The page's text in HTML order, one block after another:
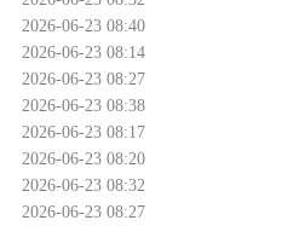
2026-06-23 08:40
2026-06-23 08:14
2026-06-23 08:27
2026-06-23 08:38
2026-06-23 08:17
2026-06-23 08:20
2026-06-23 08:32
2026-06-23 08:27